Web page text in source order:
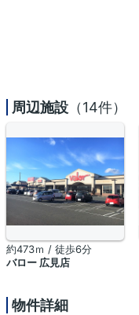
周辺施設 （14件）
約473ｍ / 徒歩6分
バロー 広見店
物件詳細